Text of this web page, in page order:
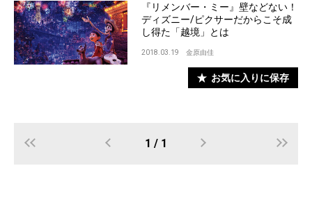
『リメンバー・ミー』壁などない！
ディズニー/ピクサーだからこそ成
し得た「越境」とは
2018.03.19 金原由佳
お気に入りに保存
1 / 1